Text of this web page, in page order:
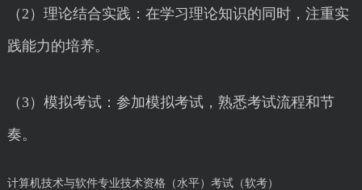
（2）理论结合实践：在学习理论知识的同时，注重实
践能力的培养。
（3）模拟考试：参加模拟考试，熟悉考试流程和节
奏。
计算机技术与软件专业技术资格（水平）考试（软考）